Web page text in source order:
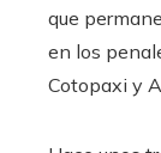
que
en los
Cotopaxi y